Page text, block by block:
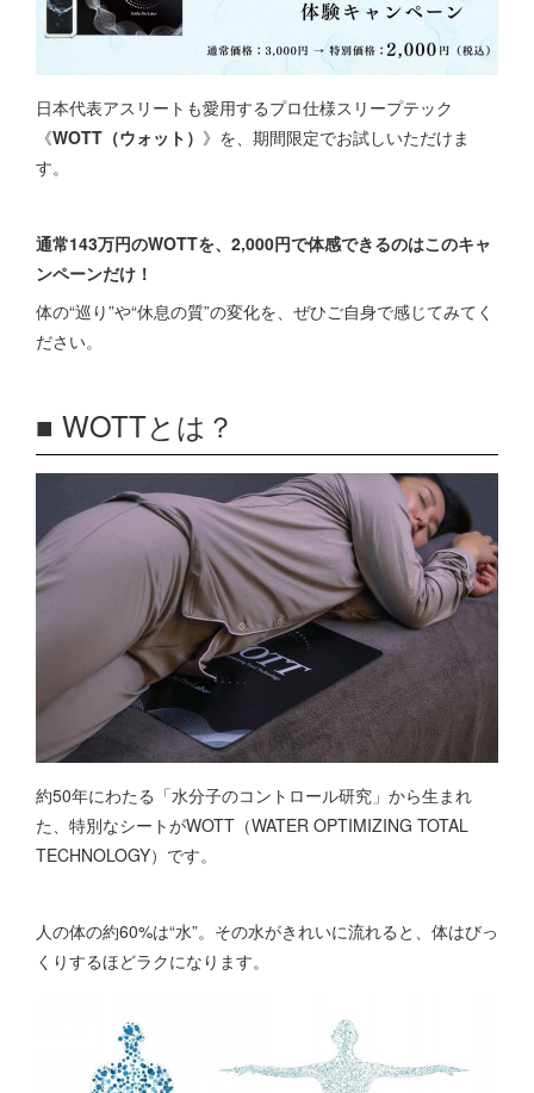
日本代表アスリートも愛用するプロ仕様スリープテック
《WOTT（ウォット） 》を、期間限定でお試しいただけま
す。
通常143万円のWOTTを、2,000円で体感できるのはこのキャ
ンペーンだけ！
体の“巡り”や“休息の質”の変化を、ぜひご自身で感じてみてく
ださい。
■ WOTTとは？
約50年にわたる「水分子のコントロール研究」から生まれ
た、特別なシートがWOTT（WATER OPTIMIZING TOTAL
TECHNOLOGY）です。
人の体の約60%は“水”。その水がきれいに流れると、体はびっ
くりするほどラクになります。